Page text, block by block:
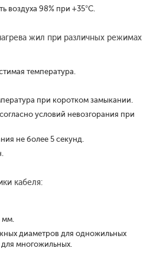
воздуха 98% при +35°С.
жил при различных режимах
температура.
при коротком замыкании.
условий невозгорания при
не более 5 секунд.
кабеля:
мм.
диаметров для одножильных
многожильных.